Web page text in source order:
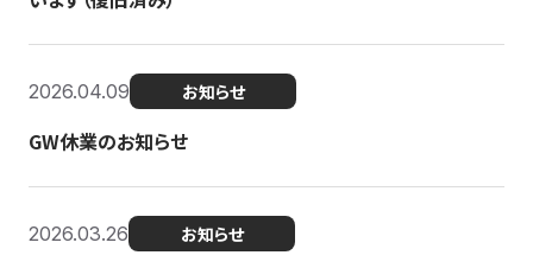
2026.04.09 お知らせ
GW休業のお知らせ
2026.03.26 お知らせ